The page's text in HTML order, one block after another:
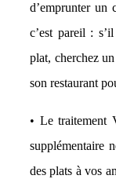
d’emprunter un
c’est pareil :
plat, cherchez
son restaurant
• Le traitement
supplémentaire
des plats à vos